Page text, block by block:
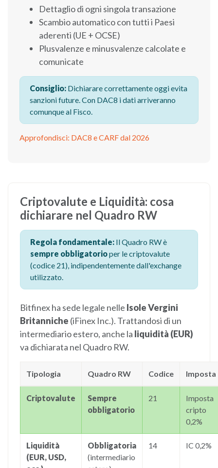
Dettaglio di ogni singola transazione
Scambio automatico con tutti i Paesi
aderenti (UE + OCSE)
Plusvalenze e minusvalenze calcolate e
comunicate
Consiglio: Dichiarare correttamente oggi evita
sanzioni future. Con DAC8 i dati arriveranno
comunque al Fisco.
Approfondisci: DAC8 e CARF dal 2026
Criptovalute e Liquidità: cosa
dichiarare nel Quadro RW
Regola fondamentale: Il Quadro RW è
sempre obbligatorioper le criptovalute
(codice 21), indipendentemente dall'exchange
utilizzato.
Bitfinex ha sede legale nelle Isole Vergini
Britanniche (iFinex Inc.). Trattandosi di un
intermediario estero, anche la liquidità (EUR)
va dichiarata nel Quadro RW.
Tipologia Quadro RW Codice Imposta
Criptovalute
Sempre
obbligatorio
21
Imposta
cripto
0,2%
Liquidità
(EUR, USD,
Obbligatoria
(intermediario
14 IC 0,2%